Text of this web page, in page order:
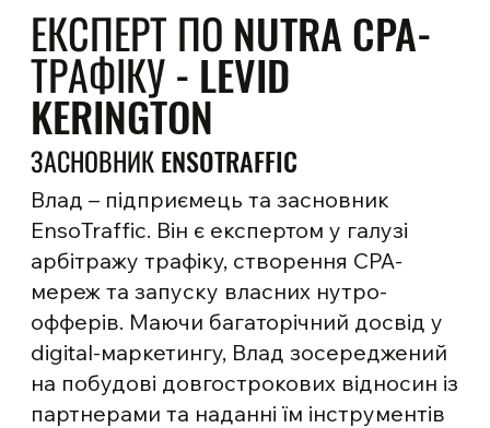
ЕКСПЕРТ ПО NUTRA CPA-
ТРАФІКУ - LEVID
KERINGTON
ЗАСНОВНИК ENSOTRAFFIC
Влад – підприємець та засновник
EnsoTraffic. Він є експертом у галузі
арбітражу трафіку, створення CPA-
мереж та запуску власних нутро-
офферів. Маючи багаторічний досвід у
digital-маркетингу, Влад зосереджений
на побудові довгострокових відносин із
партнерами та наданні їм інструментів